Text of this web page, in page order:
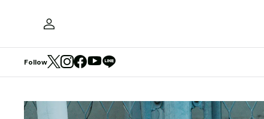
Follow